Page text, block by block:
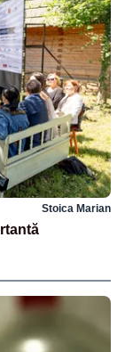
Stoica Marian